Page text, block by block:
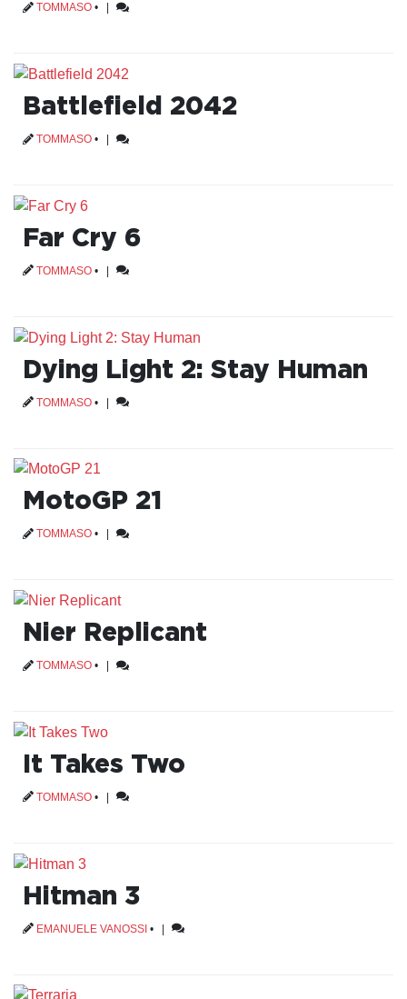
TOMMASO •
Battlefield 2042
TOMMASO •
Far Cry 6
TOMMASO • |
Dying Light 2: Stay Human
TOMMASO • |
MotoGP 21
TOMMASO •
Nier Replicant
TOMMASO •
It Takes Two
TOMMASO •
Hitman 3
EMANUELE VANOSSI • |